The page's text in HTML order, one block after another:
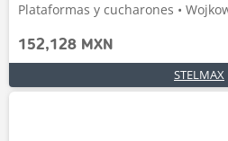
Plataformas y cucharones •
152,128 MXN
STELMAX